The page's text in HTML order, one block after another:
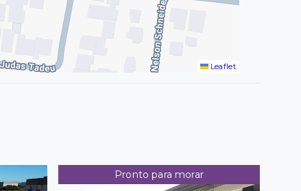
Leaflet
Pronto para morar